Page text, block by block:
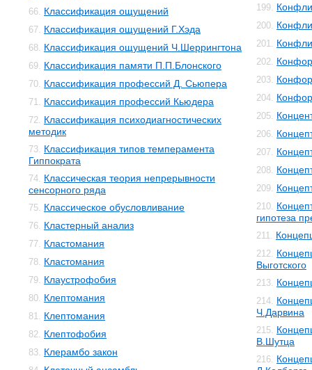
66. Классификация ощущений
67. Классификация ощущений Г.Хэда
68. Классификация ощущений Ч.Шеррингтона
69. Классификация памяти П.П.Блонского
70. Классификация профессий Д. Сьюпера
71. Классификация профессий Кьюдера
72. Классификация психодиагностических
методик
73. Классификация типов темперамента
Гиппократа
74. Классическая теория непрерывности
сенсорного ряда
75. Классическое обусловливание
76. Кластерный анализ
77. Кластомания
78. Кластомания
79. Клаустрофобия
80. Клептомания
81. Клептомания
82. Клептофобия
83. Клерамбо закон
199.
200.
201.
202.
203.
204.
205.
206.
207.
208.
209.
210.
гипотеза
211.
212.
Выготского
213.
214.
Ч.Дарвина
215.
В.Шутца
216.